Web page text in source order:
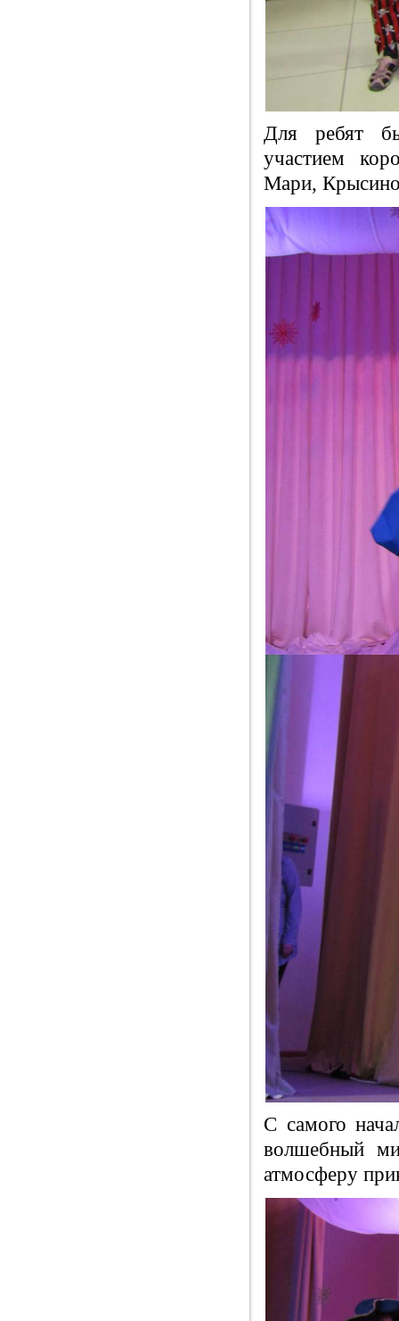
Для ребят
участием
Мари,
С самого
волшебный
атмосферу